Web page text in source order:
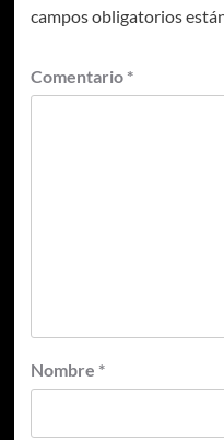
campos obligatorios
Comentario *
Nombre *